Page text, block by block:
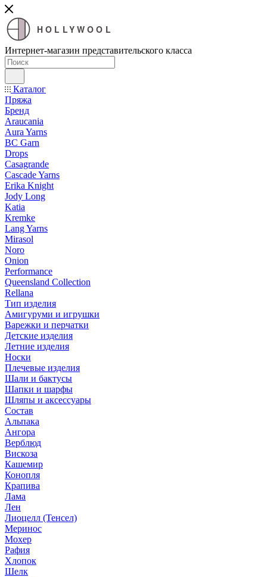
HOLLYWOOL
Интернет-магазин представительского класса
Каталог
Пряжа
Бренд
Araucania
Aura Yarns
BC Garn
Drops
Casagrande
Cascade Yarns
Erika Knight
Jody Long
Katia
Kremke
Lang Yarns
Mirasol
Noro
Onion
Performance
Queensland Collection
Rellana
Тип изделия
Амигуруми и игрушки
Варежки и перчатки
Детские изделия
Летние изделия
Носки
Плечевые изделия
Шали и бактусы
Шапки и шарфы
Шляпы и аксессуары
Состав
Альпака
Ангора
Верблюд
Вискоза
Кашемир
Конопля
Крапива
Лама
Лен
Лиоцелл (Тенсел)
Меринос
Мохер
Рафия
Хлопок
Шелк